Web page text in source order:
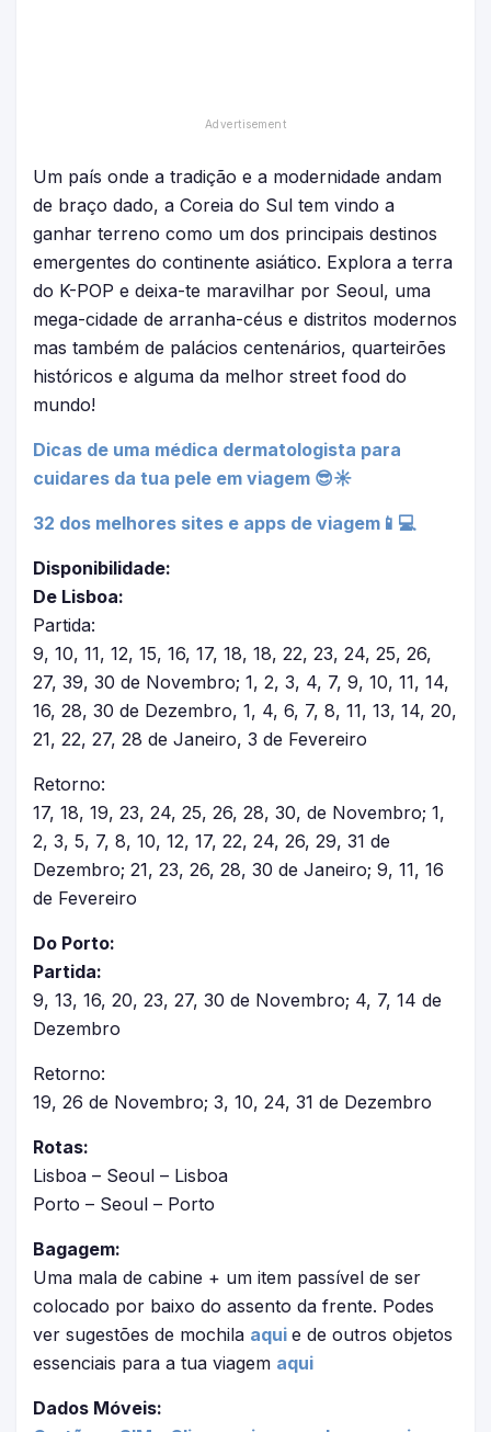
Um país onde a tradição e a modernidade andam
de braço dado, a Coreia do Sul tem vindo a
ganhar terreno como um dos principais destinos
emergentes do continente asiático. Explora a terra
do K-POP e deixa-te maravilhar por Seoul, uma
mega-cidade de arranha-céus e distritos modernos
mas também de palácios centenários, quarteirões
históricos e alguma da melhor street food do
mundo!
Dicas de uma médica dermatologista para
cuidares da tua pele em viagem 😎☀
32 dos melhores sites e apps de viagem📱💻
Disponibilidade:
De Lisboa:
Partida:
9, 10, 11, 12, 15, 16, 17, 18, 18, 22, 23, 24, 25, 26,
27, 39, 30 de Novembro; 1, 2, 3, 4, 7, 9, 10, 11, 14,
16, 28, 30 de Dezembro, 1, 4, 6, 7, 8, 11, 13, 14, 20,
21, 22, 27, 28 de Janeiro, 3 de Fevereiro
Retorno:
17, 18, 19, 23, 24, 25, 26, 28, 30, de Novembro; 1,
2, 3, 5, 7, 8, 10, 12, 17, 22, 24, 26, 29, 31 de
Dezembro; 21, 23, 26, 28, 30 de Janeiro; 9, 11, 16
de Fevereiro
Do Porto:
Partida:
9, 13, 16, 20, 23, 27, 30 de Novembro; 4, 7, 14 de
Dezembro
Retorno:
19, 26 de Novembro; 3, 10, 24, 31 de Dezembro
Rotas:
Lisboa – Seoul – Lisboa
Porto – Seoul – Porto
Bagagem:
Uma mala de cabine + um item passível de ser
colocado por baixo do assento da frente. Podes
ver sugestões de mochila aqui e de outros objetos
essenciais para a tua viagem aqui
Dados Móveis: